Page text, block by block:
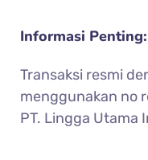
Informasi Penting:
Transaksi resmi
menggunakan no
PT. Lingga Utama